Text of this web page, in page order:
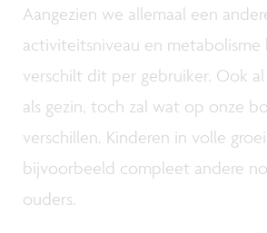
Aangezien we allemaal een
activiteitsniveau en metabolisme
verschilt dit per gebruiker. Ook
als gezin, toch zal wat op onze
verschillen. Kinderen in volle
bijvoorbeeld compleet andere
ouders.